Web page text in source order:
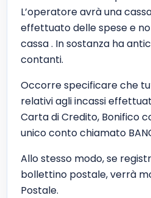
L’operatore avrà una
effettuato delle spese e
cassa . In sostanza ha
contanti.
Occorre specificare che
relativi agli incassi
Carta di Credito, Bonifico
unico conto chiamato
Allo stesso modo, se
bollettino postale, verrà
Postale.